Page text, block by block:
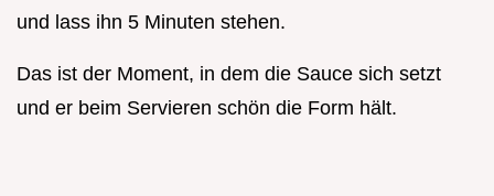
und lass ihn 5 Minuten stehen.
Das ist der Moment, in dem die Sauce sich setzt
und er beim Servieren schön die Form hält.